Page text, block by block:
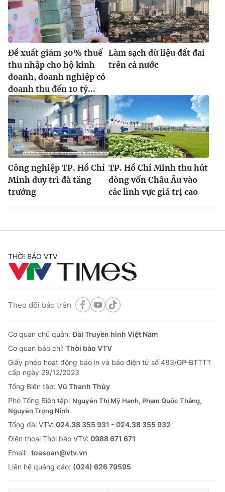
Đề xuất giảm 30% thuế
thu nhập cho hộ kinh
doanh, doanh nghiệp có
doanh thu đến 10 tỷ...
Làm sạch dữ liệu đất đai
trên cả nước
Công nghiệp TP. Hồ Chí
Minh duy trì đà tăng
trưởng
TP. Hồ Chí Minh thu hút
dòng vốn Châu Âu vào
các lĩnh vực giá trị cao
THỜI BÁO VTV
Theo dõi báo trên
Cơ quan chủ quản:Đài Truyền hình Việt Nam
Cơ quan báo chí: Thời báo VTV
Giấy phép hoạt động báo in và báo điện tử số 483/GP-BTTTT
cấp ngày 29/12/2023
Tổng Biên tập: Vũ Thanh Thủy
Phó Tổng Biên tập: Nguyễn Thị Mỹ Hạnh, Phạm Quốc Thắng,
Nguyễn Trọng Ninh
Tổng đài VTV: 024.38 355 931 - 024.38 355 932
Ðiện thoại Thời báo VTV: 0988 671 671
Email: toasoan@vtv.vn
Liên hệ quảng cáo: (024) 626 79595